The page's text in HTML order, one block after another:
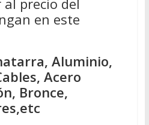
en este
Aluminio,
Acero
Bronce,